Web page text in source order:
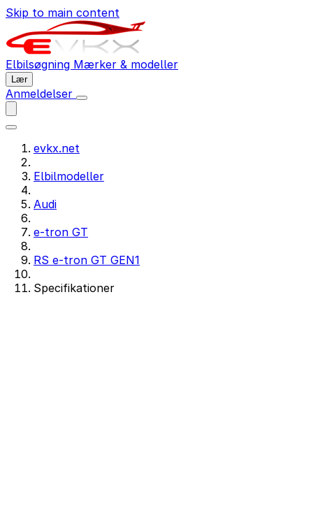
Skip to main content
Elbilsøgning Mærker & modeller
Lær
Anmeldelser
evkx.net
Elbilmodeller
Audi
e-tron GT
RS e-tron GT GEN1
Specifikationer